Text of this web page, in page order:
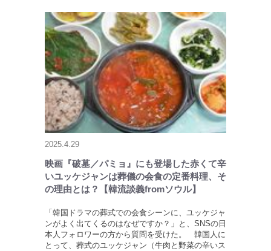
2025.4.29
映画『破墓／パミョ』にも登場した赤くて辛
いユッケジャンは葬儀の会食の定番料理、そ
の理由とは？【韓流談義fromソウル】
「韓国ドラマの葬式での会食シーンに、ユッケジャ
ンがよく出てくるのはなぜですか？」と、SNSの日
本人フォロワーの方から質問を受けた。 韓国人に
とって、葬式のユッケジャン（牛肉と野菜の辛いス